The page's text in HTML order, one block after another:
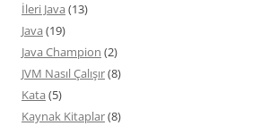
İleri Java (13)
Java (19)
Java Champion (2)
JVM Nasıl Çalışır(8)
Kata (5)
Kaynak Kitaplar(8)